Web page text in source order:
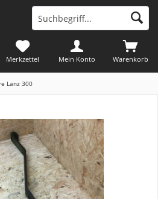
Warenkorb
Merkzettel Mein Konto
Lanz 300